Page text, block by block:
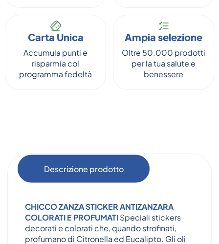
Carta Unica
Accumula punti e
risparmia col
programma fedeltà
Ampia selezione
Oltre 50.000 prodotti
per la tua salute e
benessere
Descrizione prodotto
CHICCO ZANZA STICKER ANTIZANZARA
COLORATI E PROFUMATISpeciali stickers
decorati e colorati che, quando strofinati,
profumano di Citronella ed Eucalipto. Gli oli